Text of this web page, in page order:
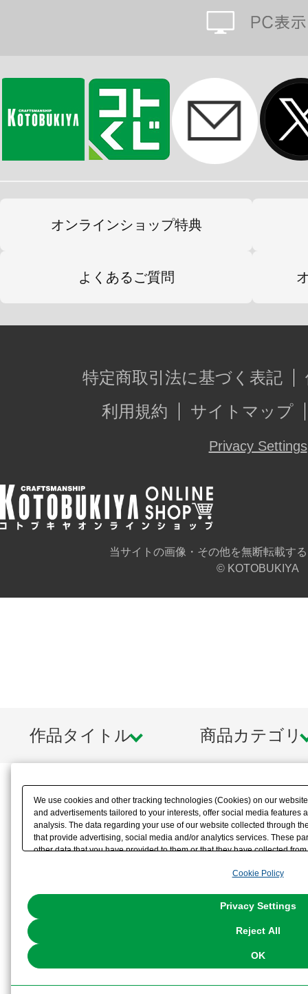
魔法」を知る前、それとも・・・・？
※初回生産時から価格を変更しての
オンラインショップ特典
よくあるご質問
特定商取引法に基づく表記
利用規約
サイトマップ
Privacy Settings
当サイトの画像・その他を無断転載す
© KOTOBUKIYA
作品タイトル 商品カテゴリ
We use cookies and other tracking technologies (Cookies) on our
and advertisements tailored to your interests, offer social media features
analysis. The data regarding your use of our website collected through
that provide advertising, social media and/or analytics services. These
other data that you have provided to them or that they have collected
the use of all Cookies except for Strictly Necessary Cookies, please
You can change your consent or rejection settings at any time via
Cookie Policy
Privacy Settings
Reject All
OK